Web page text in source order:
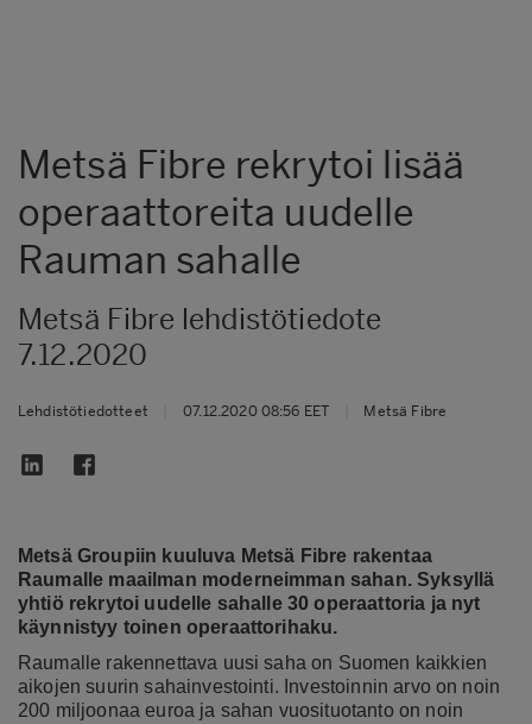
Metsä Fibre rekrytoi lisää
operaattoreita uudelle
Rauman sahalle
Metsä Fibre lehdistötiedote
7.12.2020
Lehdistötiedotteet 07.12.2020 08:56 EET Metsä Fibre
Metsä Groupiin kuuluva Metsä Fibre rakentaa
Raumalle maailman moderneimman sahan. Syksyllä
yhtiö rekrytoi uudelle sahalle 30 operaattoria ja nyt
käynnistyy toinen operaattorihaku.
Raumalle rakennettava uusi saha on Suomen kaikkien
aikojen suurin sahainvestointi. Investoinnin arvo on noin
200 miljoonaa euroa ja sahan vuosituotanto on noin